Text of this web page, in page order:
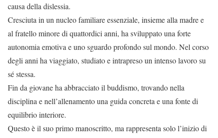
causa della dislessia.
Cresciuta in un nucleo familiare essenziale, insieme alla madre e
al fratello minore di quattordici anni, ha sviluppato una forte
autonomia emotiva e uno sguardo profondo sul mondo. Nel corso
degli anni ha viaggiato, studiato e intrapreso un intenso lavoro su
sé stessa.
Fin da giovane ha abbracciato il buddismo, trovando nella
disciplina e nell’allenamento una guida concreta e una fonte di
equilibrio interiore.
Questo è il suo primo manoscritto, ma rappresenta solo l’inizio di